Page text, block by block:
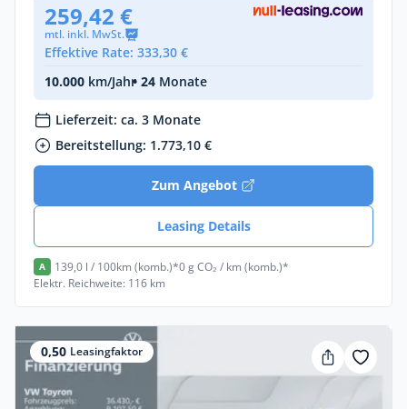
259,42 €
mtl. inkl. MwSt.
Effektive Rate: 333,30 €
10.000 km/Jahr• 24 Monate
Lieferzeit: ca. 3 Monate
Bereitstellung: 1.773,10 €
Zum Angebot
Leasing Details
A 139,0 l / 100km (komb.)*0 g CO₂ / km (komb.)*
Elektr. Reichweite: 116 km
0,50 Leasingfaktor